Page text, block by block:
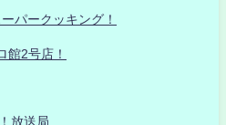
パークッキング！
館2号店！
放送局